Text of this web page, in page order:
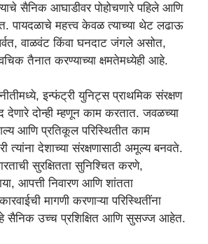
सैनिक आघाडीवर पोहोचणारे पहिले आणि
पायदळाचे महत्त्व केवळ त्याच्या थेट लढाऊ
वाळवंट किंवा घनदाट जंगले असोत,
तैनात करण्याच्या क्षमतेमध्येही आहे.
इन्फंट्री युनिट्स प्राथमिक संरक्षण
देणारे दोन्ही म्हणून काम करतात. जवळच्या
आणि प्रतिकूल परिस्थितीत काम
त्यांना देशाच्या संरक्षणासाठी अमूल्य बनवते.
सुरक्षितता सुनिश्चित करणे,
आपत्ती निवारण आणि शांतता
मागणी करणाऱ्या परिस्थितींना
हे सैनिक उच्च प्रशिक्षित आणि सुसज्ज आहेत.